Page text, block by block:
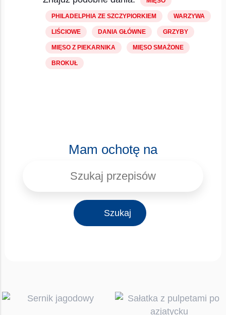
PHILADELPHIA ZE SZCZYPIORKIEM WARZYWA
LIŚCIOWE DANIA GŁÓWNE GRZYBY
MIĘSO Z PIEKARNIKA MIĘSO SMAŻONE
BROKUŁ
Mam ochotę na
Szukaj